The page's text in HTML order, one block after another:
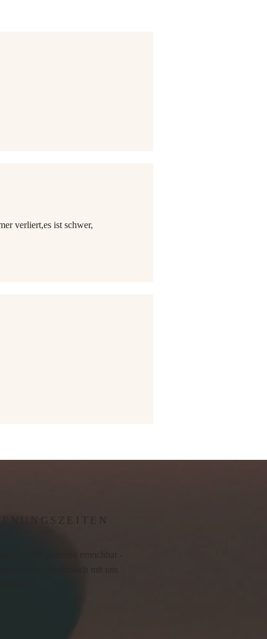
verliert,es ist schwer,